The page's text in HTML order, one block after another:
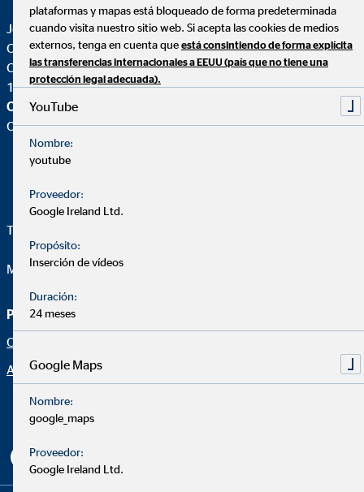
José Manuel Santos Ramírez
Coordinador de Zona para OVB
C. Doña Felipa, 7 1º B
11402 Jerez de la Frontera (Cádiz)
OVB Allfinanz España S.A.
Oficina |
Telefon:
Mail:josemanuel.santos@ovb.es
Página de asesoramiento
Oportunidad profesional
Aviso legal
plataformas y mapas está bloqueado de forma predeterminada
cuando visita nuestro sitio web. Si acepta las cookies de medios
externos, tenga en cuenta que está consintiendo de forma explícita
las transferencias internacionales a EEUU (país que no tiene una
protección legal adecuada).
YouTube
Nombre:
youtube
Proveedor:
Google Ireland Ltd.
Propósito:
Inserción de vídeos
Duración:
24 meses
Google Maps
Nombre:
google_maps
Proveedor:
Google Ireland Ltd.